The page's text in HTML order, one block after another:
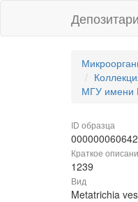
МГУ имени
ID образца
Краткое
1239
Вид
Metatrichia